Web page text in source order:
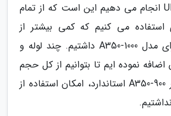
همه کاری که در ULR انجام می دهیم این است که از تمام
می کنیم که کمی بیشتر از
مصرفی است که برای مدل A350-1000 داشتیم. چند لوله و
نموده ایم تا بتوانیم از کل حجم
آن استفاده کنیم. در A350-900 استاندارد، امکان استفاده از